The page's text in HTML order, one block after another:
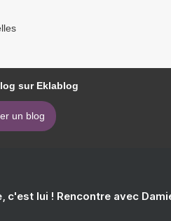
sur Eklablog
un blog
c'est lui ! Rencontre avec